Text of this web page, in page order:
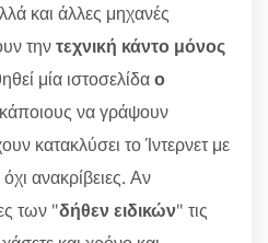
και άλλες μηχανές
τηντεχνική κάντο μόνος
μία ιστοσελίδαο
να γράψουν
κατακλύσει το Ίντερνετ με
ανακρίβειες. Αν
των "δήθεν ειδικών" τις